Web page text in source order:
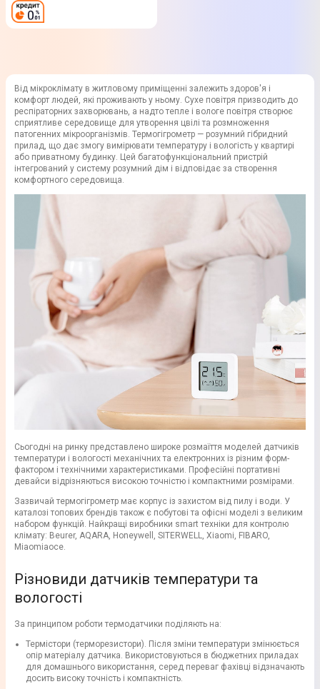
Від мікроклімату в житловому приміщенні залежить здоров'я і
комфорт людей, які проживають у ньому. Сухе повітря призводить до
респіраторних захворювань, а надто тепле і вологе повітря створює
сприятливе середовище для утворення цвілі та розмноження
патогенних мікроорганізмів. Термогігрометр — розумний гібридний
прилад, що дає змогу вимірювати температуру і вологість у квартирі
або приватному будинку. Цей багатофункціональний пристрій
інтегрований у систему розумний дім і відповідає за створення
комфортного середовища.
Сьогодні на ринку представлено широке розмаїття моделей датчиків
температури і вологості механічних та електронних із різним форм-
фактором і технічними характеристиками. Професійні портативні
девайси відрізняються високою точністю і компактними розмірами.
Зазвичай термогігрометр має корпус із захистом від пилу і води. У
каталозі топових брендів також є побутові та офісні моделі з великим
набором функцій. Найкращі виробники smart техніки для контролю
клімату: Beurer, AQARA, Honeywell, SITERWELL, Xiaomi, FIBARO,
Miaomiaoce.
Різновиди датчиків температури та
вологості
За принципом роботи термодатчики поділяють на:
Термістори (терморезистори). Після зміни температури змінюється
опір матеріалу датчика. Використовуються в бюджетних приладах
для домашнього використання, серед переваг фахівці відзначають
досить високу точність і компактність.